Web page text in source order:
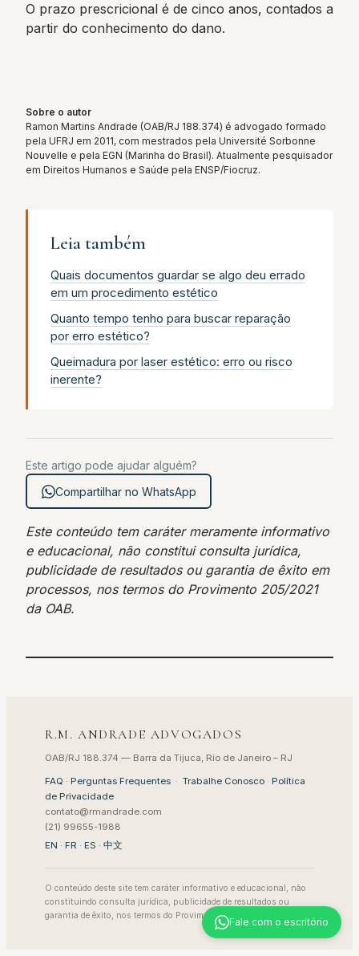
O prazo prescricional é de cinco anos, contados a
partir do conhecimento do dano.
Sobre o autor
Ramon Martins Andrade (OAB/RJ 188.374) é advogado formado
pela UFRJ em 2011, com mestrados pela Université Sorbonne
Nouvelle e pela EGN (Marinha do Brasil). Atualmente pesquisador
em Direitos Humanos e Saúde pela ENSP/Fiocruz.
Leia também
Quais documentos guardar se algo deu errado
em um procedimento estético
Quanto tempo tenho para buscar reparação
por erro estético?
Queimadura por laser estético: erro ou risco
inerente?
Este artigo pode ajudar alguém?
Compartilhar no WhatsApp
Este conteúdo tem caráter meramente informativo
e educacional, não constitui consulta jurídica,
publicidade de resultados ou garantia de êxito em
processos, nos termos do Provimento 205/2021
da OAB.
R.M. ANDRADE ADVOGADOS
OAB/RJ 188.374 — Barra da Tijuca, Rio de Janeiro – RJ
FAQ · Perguntas Frequentes · Trabalhe Conosco · Política
de Privacidade
contato@rmandrade.com
(21) 99655-1988
EN · FR · ES · 中文
O conteúdo deste site tem caráter informativo e educacional, não
constituindo consulta jurídica, publicidade de resultados ou
garantia de êxito, nos termos do Provimento 205/2021 da OAB.
Fale com o escritório